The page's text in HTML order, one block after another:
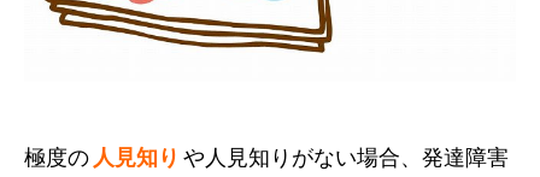
極度の 人見知り や人見知りがない場合、発達障害